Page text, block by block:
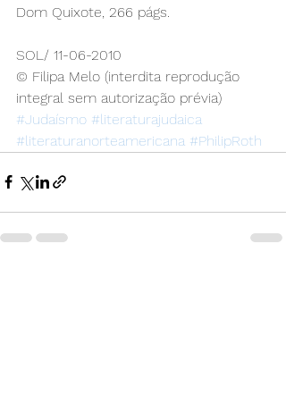
Dom Quixote, 266 págs.
SOL/ 11-06-2010
© Filipa Melo (interdita reprodução
integral sem autorização prévia)
#Judaísmo #literaturajudaica
#literaturanorteamericana #PhilipRoth